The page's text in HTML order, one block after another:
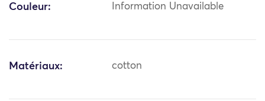
Couleur: Information Unavailable
Matériaux: cotton